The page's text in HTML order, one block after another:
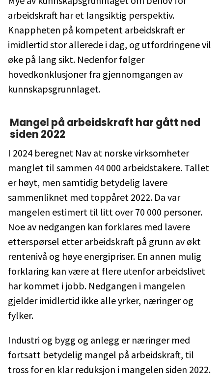
arbeidskraft har et langsiktig perspektiv.
Knappheten på kompetent arbeidskraft er
imidlertid stor allerede i dag, og utfordringene vil
øke på lang sikt. Nedenfor følger
hovedkonklusjoner fra gjennomgangen av
kunnskapsgrunnlaget.
Mangel på arbeidskraft har gått ned
siden 2022
I 2024 beregnet Nav at norske virksomheter
manglet til sammen 44 000 arbeidstakere. Tallet
er høyt, men samtidig betydelig lavere
sammenliknet med toppåret 2022. Da var
mangelen estimert til litt over 70 000 personer.
Noe av nedgangen kan forklares med lavere
etterspørsel etter arbeidskraft på grunn av økt
rentenivå og høye energipriser. En annen mulig
forklaring kan være at flere utenfor arbeidslivet
har kommet i jobb. Nedgangen i mangelen
gjelder imidlertid ikke alle yrker, næringer og
fylker.
Industri og bygg og anlegg er næringer med
fortsatt betydelig mangel på arbeidskraft, til
tross for en klar reduksjon i mangelen siden 2022.